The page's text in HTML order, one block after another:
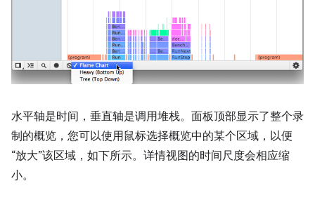
水平轴是时间，垂直轴是调用堆栈。面板顶部显示了整个录
制的概览，您可以使用鼠标选择概览中的某个区域，以便
“放大”该区域，如下所示。详情视图的时间尺度会相应缩
小。